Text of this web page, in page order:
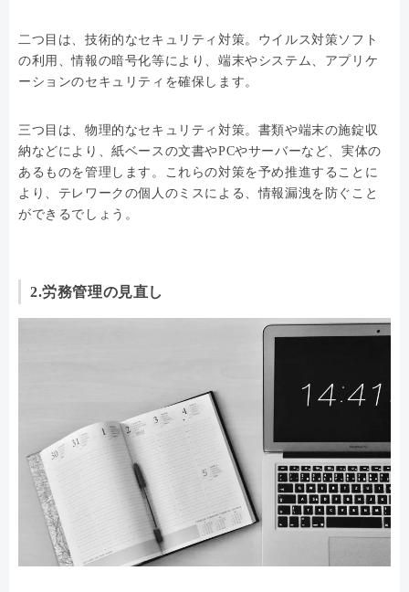
二つ目は、技術的なセキュリティ対策。ウイルス対策ソフト
の利用、情報の暗号化等により、端末やシステム、アプリケ
ーションのセキュリティを確保します。
三つ目は、物理的なセキュリティ対策。書類や端末の施錠収
納などにより、紙ベースの文書やPCやサーバーなど、実体の
あるものを管理します。これらの対策を予め推進することに
より、テレワークの個人のミスによる、情報漏洩を防ぐこと
ができるでしょう。
2.労務管理の見直し